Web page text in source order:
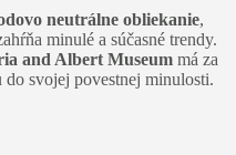
neutrálne obliekanie,
minulé a súčasné trendy.
and Albert Museum má za
svojej povestnej minulosti.